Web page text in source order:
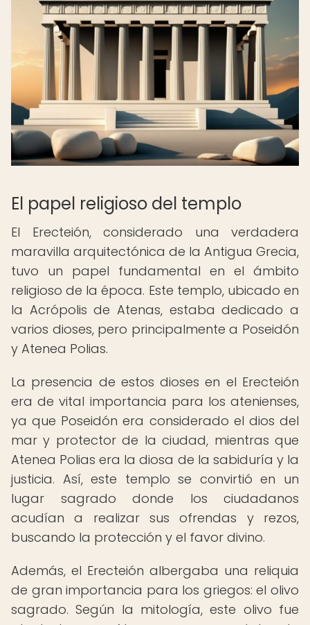
El papel religioso del templo
El Erecteión, considerado una verdadera
maravilla arquitectónica de la Antigua Grecia,
tuvo un papel fundamental en el ámbito
religioso de la época. Este templo, ubicado en
la Acrópolis de Atenas, estaba dedicado a
varios dioses, pero principalmente a Poseidón
y Atenea Polias.
La presencia de estos dioses en el Erecteión
era de vital importancia para los atenienses,
ya que Poseidón era considerado el dios del
mar y protector de la ciudad, mientras que
Atenea Polias era la diosa de la sabiduría y la
justicia. Así, este templo se convirtió en un
lugar sagrado donde los ciudadanos
acudían a realizar sus ofrendas y rezos,
buscando la protección y el favor divino.
Además, el Erecteión albergaba una reliquia
de gran importancia para los griegos: el olivo
sagrado. Según la mitología, este olivo fue